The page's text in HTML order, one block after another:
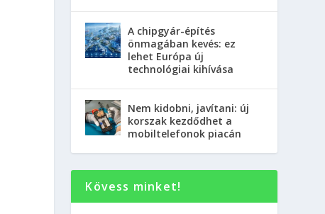
A chipgyár-építés
önmagában kevés: ez
lehet Európa új
technológiai kihívása
Nem kidobni, javítani: új
korszak kezdődhet a
mobiltelefonok piacán
Kövess minket!